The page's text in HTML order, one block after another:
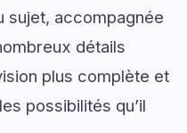
sujet, accompagnée
détails
plus complète et
possibilités qu’il